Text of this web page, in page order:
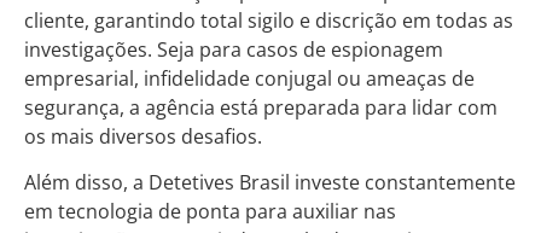
cliente, garantindo total sigilo e discrição em todas as
investigações. Seja para casos de espionagem
empresarial, infidelidade conjugal ou ameaças de
segurança, a agência está preparada para lidar com
os mais diversos desafios.
Além disso, a Detetives Brasil investe constantemente
em tecnologia de ponta para auxiliar nas